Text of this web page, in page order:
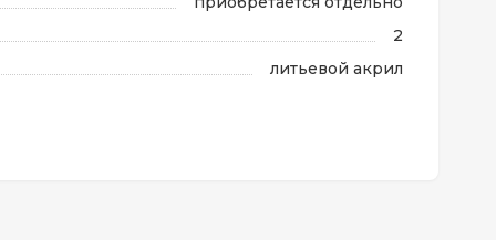
2
литьевой акрил